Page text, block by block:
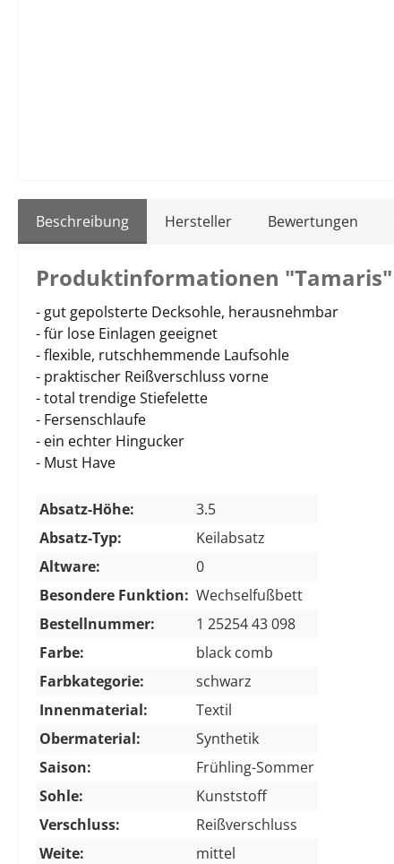
Beschreibung Hersteller Bewertungen
Produktinformationen "Tamaris"
- gut gepolsterte Decksohle, herausnehmbar
- für lose Einlagen geeignet
- flexible, rutschhemmende Laufsohle
- praktischer Reißverschluss vorne
- total trendige Stiefelette
- Fersenschlaufe
- ein echter Hingucker
- Must Have
Absatz-Höhe:
3.5
Absatz-Typ:
Keilabsatz
Altware:
0
Besondere Funktion: Wechselfußbett
Bestellnummer:
1 25254 43 098
Farbe:
black comb
Farbkategorie:
schwarz
Innenmaterial:
Textil
Obermaterial:
Synthetik
Saison:
Frühling-Sommer
Sohle:
Kunststoff
Verschluss:
Reißverschluss
Weite:
mittel